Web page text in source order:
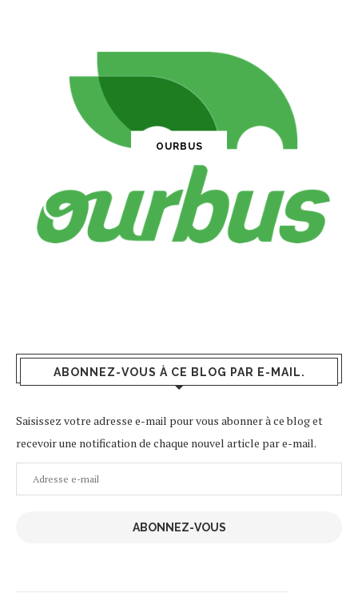
OURBUS
ABONNEZ-VOUS À CE BLOG PAR E-MAIL.
Saisissez votre adresse e-mail pour vous abonner à ce blog et
recevoir une notification de chaque nouvel article par e-mail.
Adresse
e-
ABONNEZ-VOUS